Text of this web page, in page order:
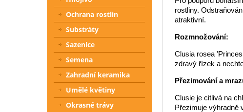
rostliny.
atraktivní.
Rozmnožování:
Clusia rosea
zdravý řízek a
Přezimování a
Clusie je citlivá na
Přezimuje výhradně
Ochrana rostlin
Substráty
Sazenice
Semena
Zahradní keramika
Umělé květiny
Okrasné trávy